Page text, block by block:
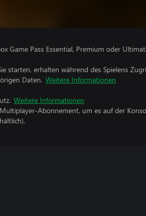
Game Pass Essential, Premium oder
starten, erhalten während des Spielens
Daten. Weitere Informationen
Weitere Informationen
Abonnement, um es auf der